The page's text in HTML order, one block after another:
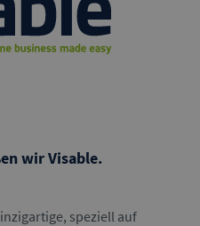
wir Visable.
speziell auf